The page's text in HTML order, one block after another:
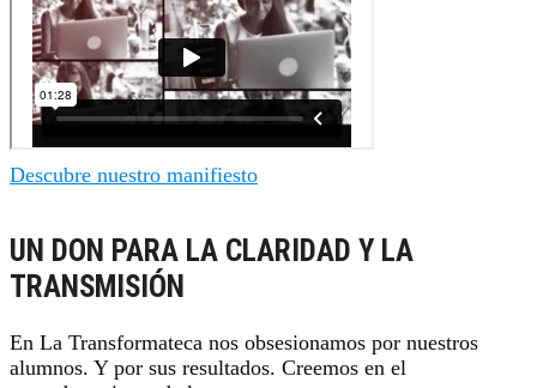
Descubre nuestro manifiesto
UN DON PARA LA CLARIDAD Y LA
TRANSMISIÓN
En La Transformateca nos obsesionamos por nuestros
alumnos. Y por sus resultados. Creemos en el